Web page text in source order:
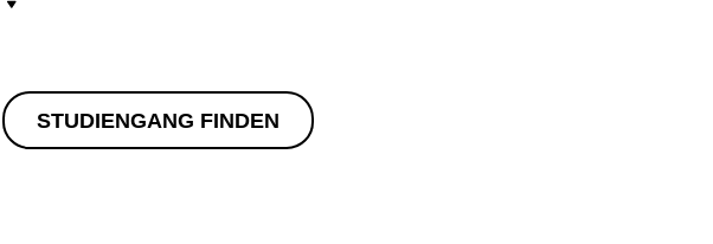
r
STUDIENGANG FINDEN